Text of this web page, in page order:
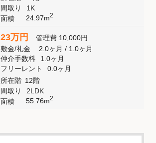
間取り
1K
面積
24.97m2
23万円 管理費 10,000円
敷金/礼金 2.0ヶ月/ 1.0ヶ月
仲介手数料
1.0ヶ月
フリーレント
0.0ヶ月
所在階 12階
間取り
2LDK
面積
55.76m2